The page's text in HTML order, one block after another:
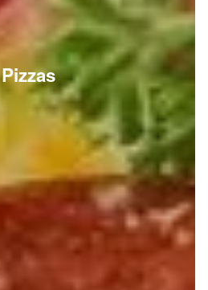
Pizzas